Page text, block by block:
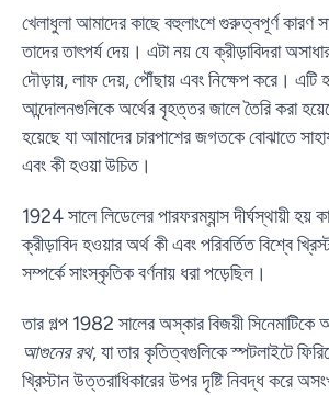
খেলাধুলা আমাদের কাছে বহুলাংশে গুরুত্বপূর্ণ কারণ
তাদের তাৎপর্য দেয়। এটা নয় যে ক্রীড়াবিদরা
দৌড়ায়, লাফ দেয়, পৌঁছায় এবং নিক্ষেপ করে। এটি
আন্দোলনগুলিকে অর্থের বৃহত্তর জালে তৈরি করা
হয়েছে যা আমাদের চারপাশের জগতকে বোঝাতে
এবং কী হওয়া উচিত।
1924 সালে লিডেলের পারফরম্যান্স দীর্ঘস্থায়ী হয়
ক্রীড়াবিদ হওয়ার অর্থ কী এবং পরিবর্তিত বিশ্বে
সম্পর্কে সাংস্কৃতিক বর্ণনায় ধরা পড়েছিল।
তার গল্প 1982 সালের অস্কার বিজয়ী সিনেমাটিকে
আগুনের রথ, যা তার কৃতিত্বগুলিকে স্পটলাইটে
খ্রিস্টান উত্তরাধিকারের উপর দৃষ্টি নিবদ্ধ করে